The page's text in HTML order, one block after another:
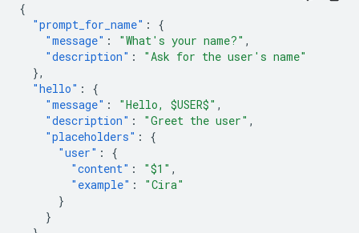
{
"prompt_for_name" :
{
"message" : "What's your name?" ,
"description" :
"Ask for the user's name"
},
"hello" :
{
"message" : "Hello, $USER$" ,
"description" : "Greet the user" ,
"placeholders" :
{
"user" :
{
"content" : "$1" ,
"example" :
"Cira"
}
}